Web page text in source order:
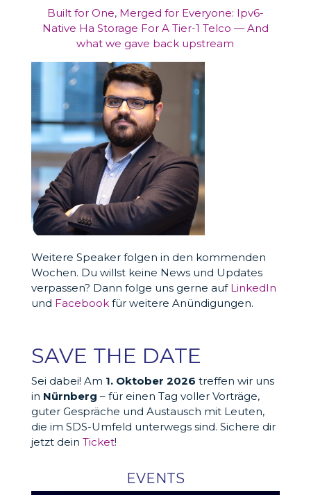
Built for One, Merged for Everyone: Ipv6-
Native Ha Storage For A Tier-1 Telco — And
what we gave back upstream
Weitere Speaker folgen in den kommenden
Wochen. Du willst keine News und Updates
verpassen? Dann folge uns gerne auf LinkedIn
und Facebookfür weitere Anündigungen.
SAVE THE DATE
Sei dabei! Am 1. Oktober 2026 treffen wir uns
in Nürnberg – für einen Tag voller Vorträge,
guter Gespräche und Austausch mit Leuten,
die im SDS-Umfeld unterwegs sind. Sichere dir
jetzt dein Ticket!
EVENTS